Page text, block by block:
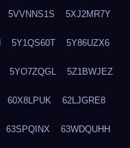
5VVNNS1S 5XJ2MR7Y
5Y1QS60T 5Y86UZX6
5YO7ZQGL 5Z1BWJEZ
60X8LPUK 62LJGRE8
63SPQINX 63WDQUHH